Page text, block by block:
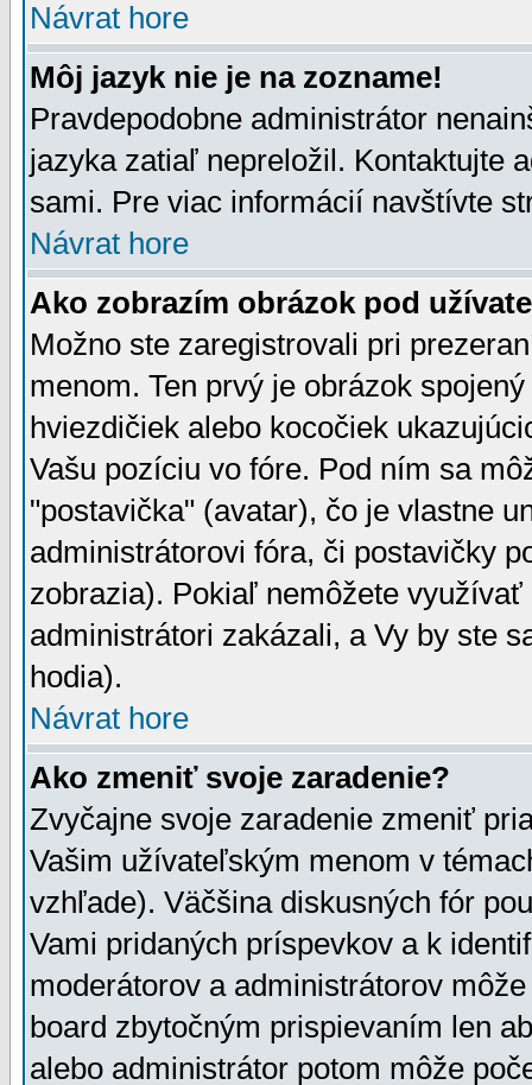
Návrat hore
Môj jazyk nie je na zozname!
Pravdepodobne administrátor
jazyka zatiaľ nepreložil. Kontaktujte
sami. Pre viac informácií navštívte
Návrat hore
Ako zobrazím obrázok pod
Možno ste zaregistrovali pri
menom. Ten prvý je obrázok
hviezdičiek alebo kocočiek
Vašu pozíciu vo fóre. Pod ním sa
"postavička" (avatar), čo je vlastne
administrátorovi fóra, či postavičky
zobrazia). Pokiaľ nemôžete
administrátori zakázali, a Vy by ste
hodia).
Návrat hore
Ako zmeniť svoje zaradenie?
Zvyčajne svoje zaradenie zmeniť
Vašim užívateľským menom v
vzhľade). Väčšina diskusných fór
Vami pridaných príspevkov a k
moderátorov a administrátorov
board zbytočným prispievaním len
alebo administrátor potom môže